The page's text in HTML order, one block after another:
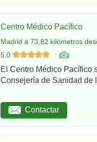
Centro Médico Pacífico
Madrid a 73,82 kilómetros
5,0
El Centro Médico Pacífico
Consejería de Sanidad de
Contactar